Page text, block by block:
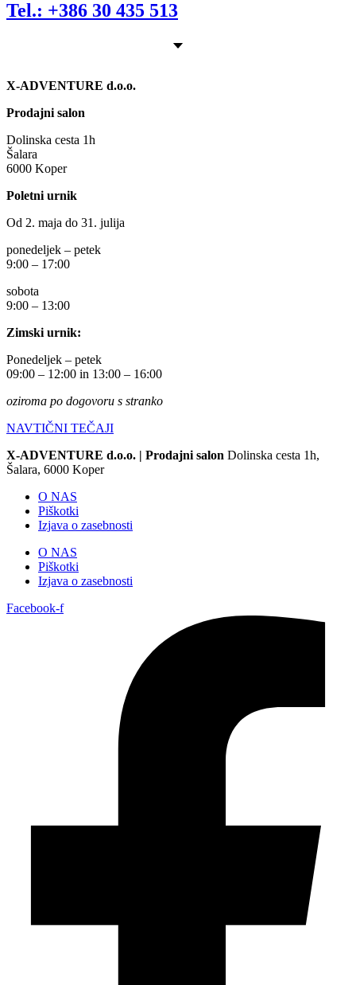
Tel.: +386 30 435 513
X-ADVENTURE d.o.o.
Prodajni salon
Dolinska cesta 1h
Šalara
6000 Koper
Poletni urnik
Od 2. maja do 31. julija
ponedeljek – petek
9:00 – 17:00
sobota
9:00 – 13:00
Zimski urnik:
Ponedeljek – petek
09:00 – 12:00 in 13:00 – 16:00
oziroma po dogovoru s stranko
NAVTIČNI TEČAJI
X-ADVENTURE d.o.o. | Prodajni salon Dolinska cesta 1h,
Šalara, 6000 Koper
O NAS
Piškotki
Izjava o zasebnosti
O NAS
Piškotki
Izjava o zasebnosti
Facebook-f